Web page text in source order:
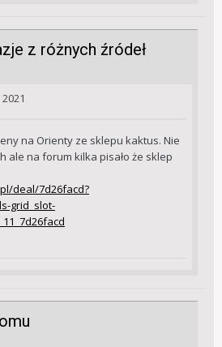
z różnych źródeł
na Orienty ze sklepu kaktus. Nie
ale na forum kilka pisało że sklep
deal/7d26facd?
grid_slot-